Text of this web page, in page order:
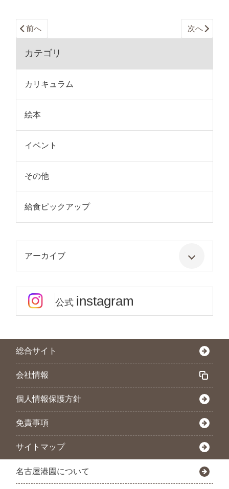
前へ 次へ
カテゴリ
カリキュラム
絵本
イベント
その他
給食ピックアップ
アーカイブ
公式 instagram
総合サイト
会社情報
個人情報保護方針
免責事項
サイトマップ
名古屋港園について